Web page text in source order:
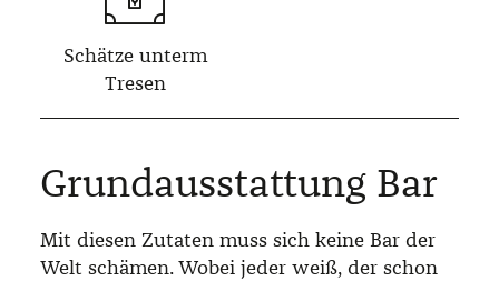
Schätze unterm
Tresen
Grundausstattung Bar
Mit diesen Zutaten muss sich keine Bar der
Welt schämen. Wobei jeder weiß, der schon